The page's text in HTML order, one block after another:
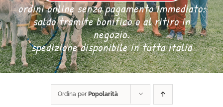
CASA
DONA ORA
ordini online senza pagamento immediato:
saldo tramite bonifico o al ritiro in
negozio.
spedizione disponibile in tutta italia
Ordina per Popolarità